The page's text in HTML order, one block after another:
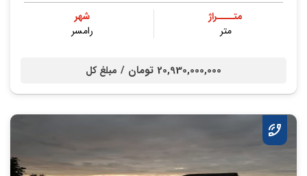
متــــراژ
متر
شهر
رامسر
20,930,000,000 تومان / مبلغ کل